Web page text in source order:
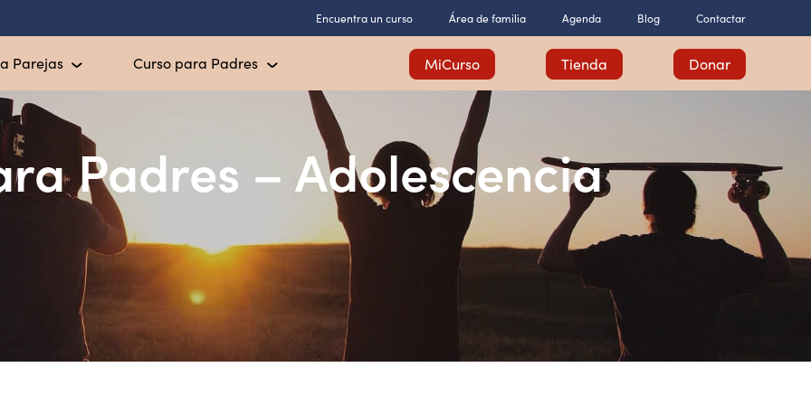
Encuentra un curso Área de familia Agenda Blog Contactar
Parejas Curso para Padres MiCurso Tienda Donar
Padres – Adolescencia